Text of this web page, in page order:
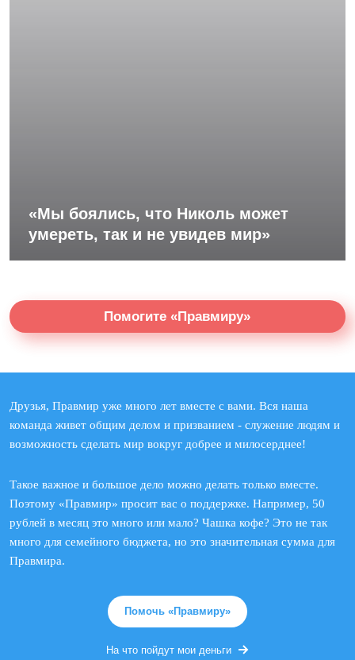
«Мы боялись, что Николь может
умереть, так и не увидев мир»
Помогите «Правмиру»
Друзья, Правмир уже много лет вместе с вами. Вся наша
команда живет общим делом и призванием - служение людям и
возможность сделать мир вокруг добрее и милосерднее!
Такое важное и большое дело можно делать только вместе.
Поэтому «Правмир» просит вас о поддержке. Например, 50
рублей в месяц это много или мало? Чашка кофе? Это не так
много для семейного бюджета, но это значительная сумма для
Правмира.
Помочь «Правмиру»
На что пойдут мои деньги